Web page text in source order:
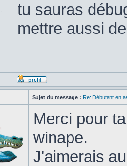
tu sauras
mettre aussi
Sujet du message : Re: Débutant en
Merci pour
winape.
J'aimerais